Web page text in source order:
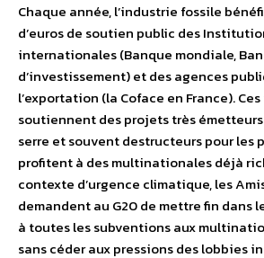
Chaque année, l’industrie fossile
d’euros de soutien public des
internationales (Banque mondiale,
d’investissement) et des agences
l’exportation (la Coface en France).
soutiennent des projets très
serre et souvent destructeurs pour les
profitent à des multinationales déjà
contexte d’urgence climatique, les
demandent au G20 de mettre fin dans
à toutes les subventions aux
sans céder aux pressions des lobbies